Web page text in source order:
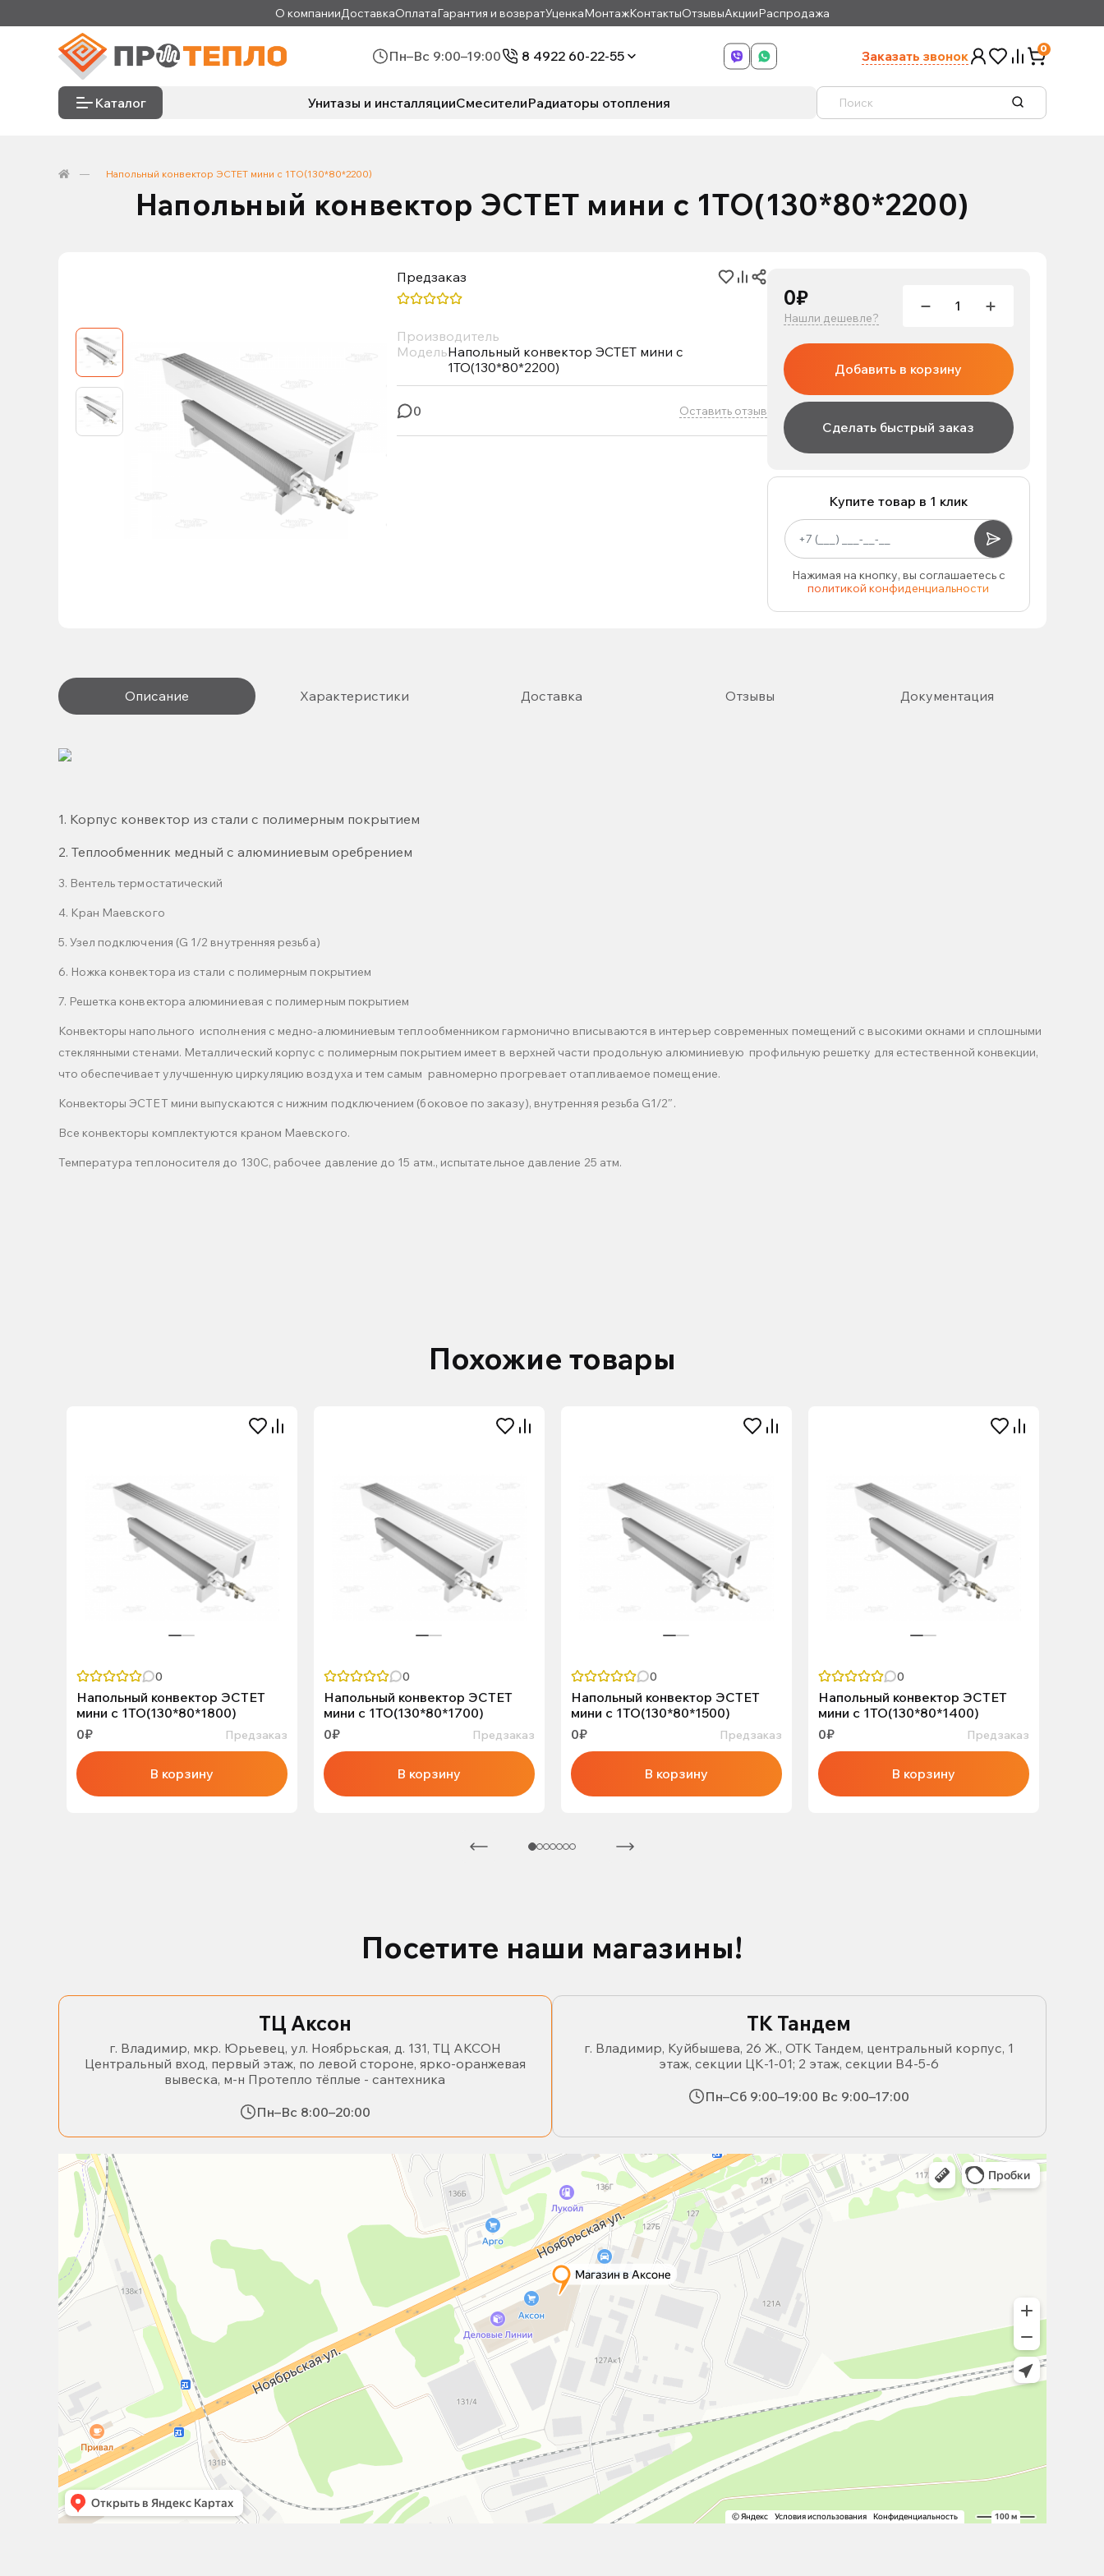
О компанииДоставкаОплатаГарантия и возвратУценкаМонтажКонтактыОтзывыАкцииРаспродажа
Пн–Вс 9:00–19:00 8 4922 60-22-55 Заказать звонок 0
Каталог Унитазы и инсталляцииСмесителиРадиаторы отопления
Напольный конвектор ЭСТЕТ мини с 1ТО(130*80*2200)
Напольный конвектор ЭСТЕТ мини с 1ТО(130*80*2200)
Предзаказ
Производитель
МодельНапольный конвектор ЭСТЕТ мини с
1ТО(130*80*2200)
0 Оставить отзыв
0₽
Нашли дешевле?
Добавить в корзину
Сделать быстрый заказ
Купите товар в 1 клик
Нажимая на кнопку, вы соглашаетесь с
политикой конфиденциальности
Описание Характеристики Доставка Отзывы Документация
1. Корпус конвектор из стали с полимерным покрытием
2. Теплообменник медный с алюминиевым оребрением
3. Вентель термостатический
4. Кран Маевского
5. Узел подключения (G 1/2 внутренняя резьба)
6. Ножка конвектора из стали с полимерным покрытием
7. Решетка конвектора алюминиевая с полимерным покрытием
Конвекторы напольного исполнения с медно-алюминиевым теплообменником гармонично вписываются в интерьер современных помещений с высокими окнами и сплошными
стеклянными стенами. Металлический корпус с полимерным покрытием имеет в верхней части продольную алюминиевую профильную решетку для естественной конвекции,
что обеспечивает улучшенную циркуляцию воздуха и тем самым равномерно прогревает отапливаемое помещение.
Конвекторы ЭСТЕТ мини выпускаются с нижним подключением (боковое по заказу), внутренняя резьба G1/2″.
Все конвекторы комплектуются краном Маевского.
Температура теплоносителя до 130С, рабочее давление до 15 атм., испытательное давление 25 атм.
Похожие товары
0
Напольный конвектор ЭСТЕТ
мини с 1ТО(130*80*1800)
0₽
Предзаказ
В корзину
0
Напольный конвектор ЭСТЕТ
мини с 1ТО(130*80*1700)
0₽
Предзаказ
В корзину
0
Напольный конвектор ЭСТЕТ
мини с 1ТО(130*80*1500)
0₽
Предзаказ
В корзину
0
Напольный конвектор ЭСТЕТ
мини с 1ТО(130*80*1400)
0₽
Предзаказ
В корзину
Посетите наши магазины!
ТЦ Аксон
г. Владимир, мкр. Юрьевец, ул. Ноябрьская, д. 131, ТЦ АКСОН
Центральный вход, первый этаж, по левой стороне, ярко-оранжевая
вывеска, м-н Протепло тёплые - сантехника
Пн–Вс 8:00–20:00
ТК Тандем
г. Владимир, Куйбышева, 26 Ж., ОТК Тандем, центральный корпус, 1
этаж, секции ЦК-1-01; 2 этаж, секции В4-5-6
Пн–Сб 9:00–19:00 Вс 9:00–17:00